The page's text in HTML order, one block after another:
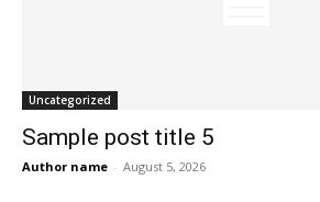
Uncategorized
Sample post title 5
Author name - August 5, 2026